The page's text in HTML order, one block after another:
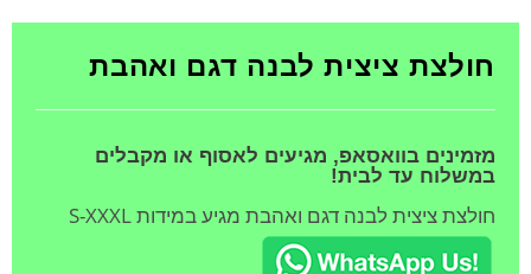
חולצת ציצית לבנה דגם ואהבת
מזמינים בוואסאפ, מגיעים לאסוף או מקבלים
במשלוח עד לבית!
חולצת ציצית לבנה דגם ואהבת מגיע במידות S-XXXL